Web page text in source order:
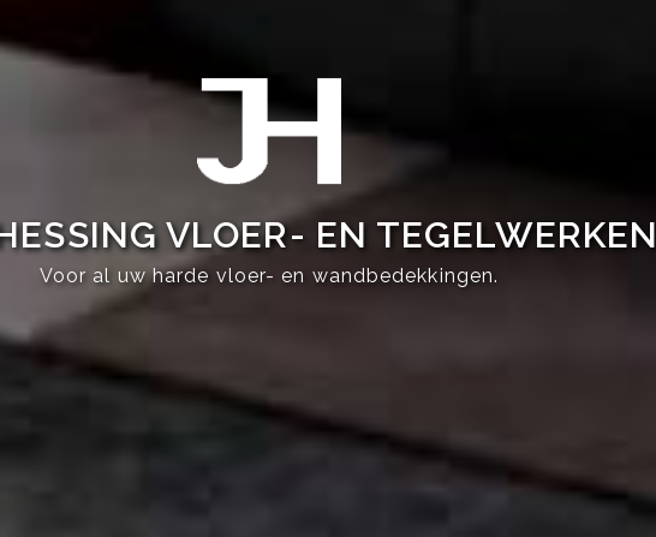
VLOER- EN TEGELWERKEN
Voor al uw harde vloer- en wandbedekkingen.